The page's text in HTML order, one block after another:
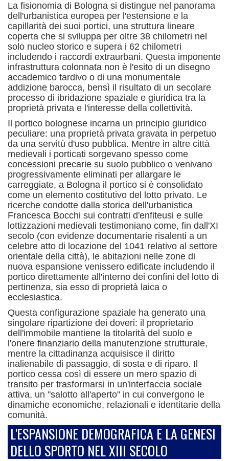
La fisionomia di Bologna si distingue nel panorama
dell'urbanistica europea per l'estensione e la
capillarità dei suoi portici, una struttura lineare
coperta che si sviluppa per oltre 38 chilometri nel
solo nucleo storico e supera i 62 chilometri
includendo i raccordi extraurbani. Questa imponente
infrastruttura colonnata non è l'esito di un disegno
accademico tardivo o di una monumentale
addizione barocca, bensì il risultato di un secolare
processo di ibridazione spaziale e giuridica tra la
proprietà privata e l'interesse della collettività.
Il portico bolognese incarna un principio giuridico
peculiare: una proprietà privata gravata in perpetuo
da una servitù d'uso pubblica. Mentre in altre città
medievali i porticati sorgevano spesso come
concessioni precarie su suolo pubblico o venivano
progressivamente eliminati per allargare le
carreggiate, a Bologna il portico si è consolidato
come un elemento costitutivo del lotto privato. Le
ricerche condotte dalla storica dell'urbanistica
Francesca Bocchi sui contratti d'enfiteusi e sulle
lottizzazioni medievali testimoniano come, fin dall'XI
secolo (con evidenze documentarie risalenti a un
celebre atto di locazione del 1041 relativo al settore
orientale della città), le abitazioni nelle zone di
nuova espansione venissero edificate includendo il
portico direttamente all'interno dei confini del lotto di
pertinenza, sia esso di proprietà laica o
ecclesiastica.
Questa configurazione spaziale ha generato una
singolare ripartizione dei doveri: il proprietario
dell'immobile mantiene la titolarità del suolo e
l'onere finanziario della manutenzione strutturale,
mentre la cittadinanza acquisisce il diritto
inalienabile di passaggio, di sosta e di riparo. Il
portico cessa così di essere un mero spazio di
transito per trasformarsi in un'interfaccia sociale
attiva, un "salotto all'aperto" in cui convergono le
dinamiche economiche, relazionali e identitarie della
comunità.
L'ESPANSIONE DEMOGRAFICA E LA GENESI
DELLO SPORTO NEL XIII SECOLO